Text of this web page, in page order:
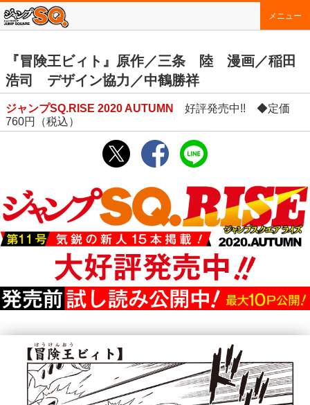
メニュー
『冒険王ビィト』原作／三条 陸 漫画／稲田
浩司 デザイン協力／中鶴勝祥
ジャンプSQ.RISE 2020 AUTUMN
好評発売中!! ◆定価
760円（税込）